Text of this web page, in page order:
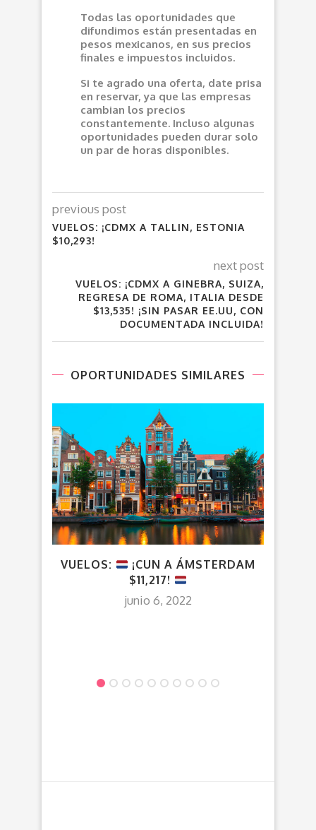
Todas las oportunidades que
difundimos están presentadas en
pesos mexicanos, en sus precios
finales e impuestos incluidos.
Si te agrado una oferta, date prisa
en reservar, ya que las empresas
cambian los precios
constantemente. Incluso algunas
oportunidades pueden durar solo
un par de horas disponibles.
previous post
VUELOS: ¡CDMX A TALLIN, ESTONIA
$10,293!
next post
VUELOS: ¡CDMX A GINEBRA, SUIZA,
REGRESA DE ROMA, ITALIA DESDE
$13,535! ¡SIN PASAR EE.UU, CON
DOCUMENTADA INCLUIDA!
OPORTUNIDADES SIMILARES
VUELOS:
¡CUN A ÁMSTERDAM
$11,217!
junio 6, 2022